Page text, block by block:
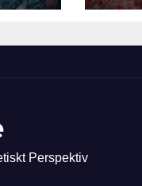
Perspektiv